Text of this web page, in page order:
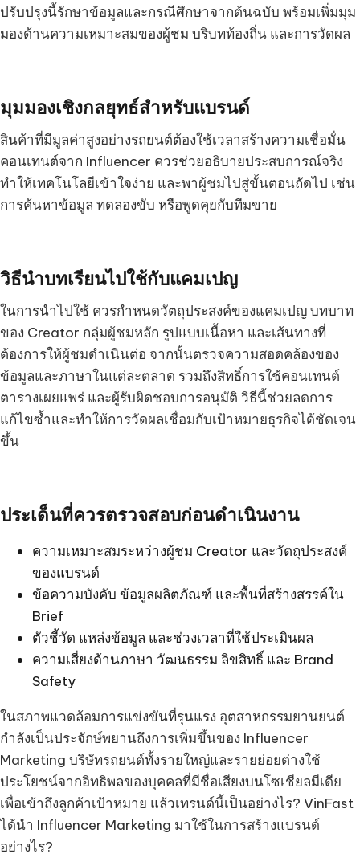
ปรับปรุงนี้รักษาข้อมูลและกรณีศึกษาจากต้นฉบับ พร้อมเพิ่มมุม
มองด้านความเหมาะสมของผู้ชม บริบทท้องถิ่น และการวัดผล
มุมมองเชิงกลยุทธ์สำหรับแบรนด์
สินค้าที่มีมูลค่าสูงอย่างรถยนต์ต้องใช้เวลาสร้างความเชื่อมั่น
คอนเทนต์จาก Influencer ควรช่วยอธิบายประสบการณ์จริง
ทำให้เทคโนโลยีเข้าใจง่าย และพาผู้ชมไปสู่ขั้นตอนถัดไป เช่น
การค้นหาข้อมูล ทดลองขับ หรือพูดคุยกับทีมขาย
วิธีนำบทเรียนไปใช้กับแคมเปญ
ในการนำไปใช้ ควรกำหนดวัตถุประสงค์ของแคมเปญ บทบาท
ของ Creator กลุ่มผู้ชมหลัก รูปแบบเนื้อหา และเส้นทางที่
ต้องการให้ผู้ชมดำเนินต่อ จากนั้นตรวจความสอดคล้องของ
ข้อมูลและภาษาในแต่ละตลาด รวมถึงสิทธิ์การใช้คอนเทนต์
ตารางเผยแพร่ และผู้รับผิดชอบการอนุมัติ วิธีนี้ช่วยลดการ
แก้ไขซ้ำและทำให้การวัดผลเชื่อมกับเป้าหมายธุรกิจได้ชัดเจน
ขึ้น
ประเด็นที่ควรตรวจสอบก่อนดำเนินงาน
ความเหมาะสมระหว่างผู้ชม Creator และวัตถุประสงค์
ของแบรนด์
ข้อความบังคับ ข้อมูลผลิตภัณฑ์ และพื้นที่สร้างสรรค์ใน
Brief
ตัวชี้วัด แหล่งข้อมูล และช่วงเวลาที่ใช้ประเมินผล
ความเสี่ยงด้านภาษา วัฒนธรรม ลิขสิทธิ์ และ Brand
Safety
ในสภาพแวดล้อมการแข่งขันที่รุนแรง อุตสาหกรรมยานยนต์
กำลังเป็นประจักษ์พยานถึงการเพิ่มขึ้นของ Influencer
Marketing บริษัทรถยนต์ทั้งรายใหญ่และรายย่อยต่างใช้
ประโยชน์จากอิทธิพลของบุคคลที่มีชื่อเสียงบนโซเชียลมีเดีย
เพื่อเข้าถึงลูกค้าเป้าหมาย แล้วเทรนด์นี้เป็นอย่างไร? VinFast
ได้นำ Influencer Marketing มาใช้ในการสร้างแบรนด์
อย่างไร?